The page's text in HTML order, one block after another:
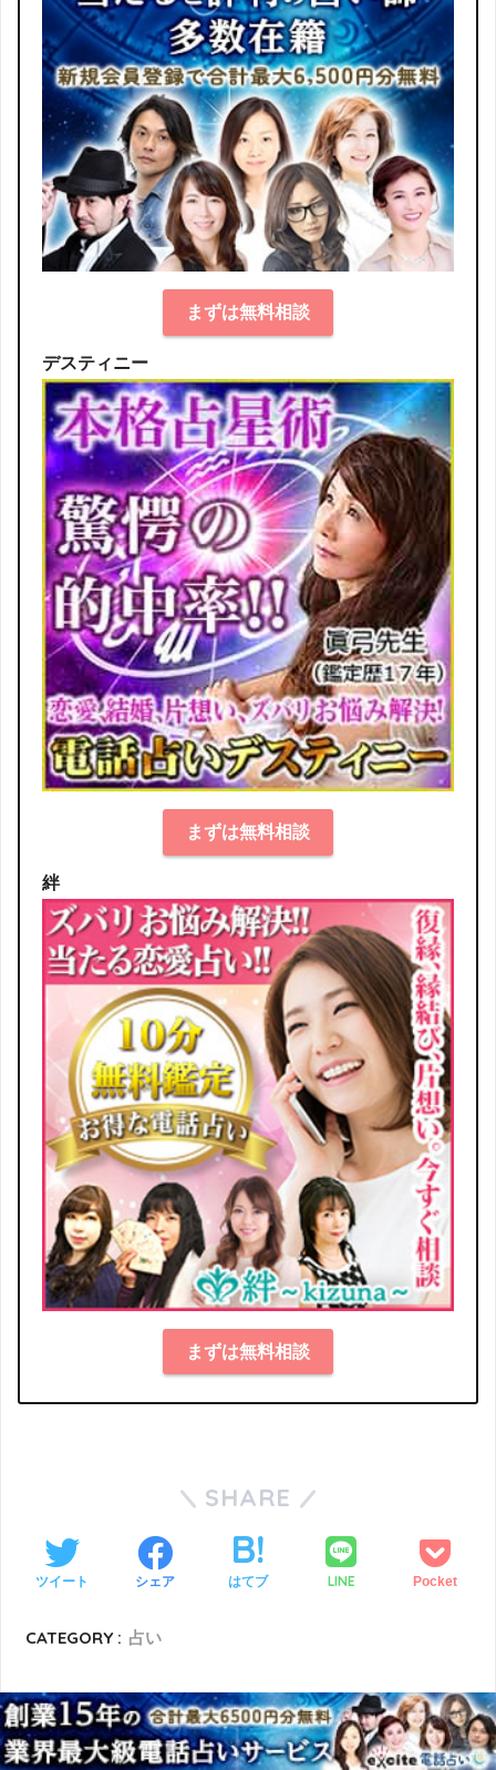
まずは無料相談
デスティニー
まずは無料相談
絆
まずは無料相談
SHARE
ツイート シェア はてブ LINE Pocket
CATEGORY : 占い